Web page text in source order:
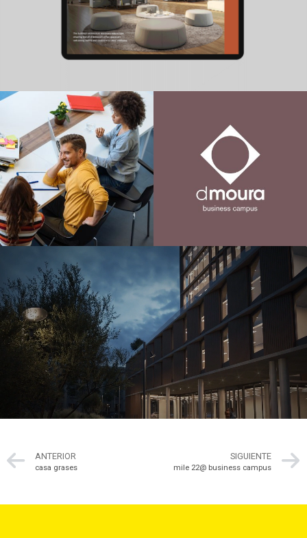
ANTERIOR
casa grases
SIGUIENTE
mile 22@ business campus